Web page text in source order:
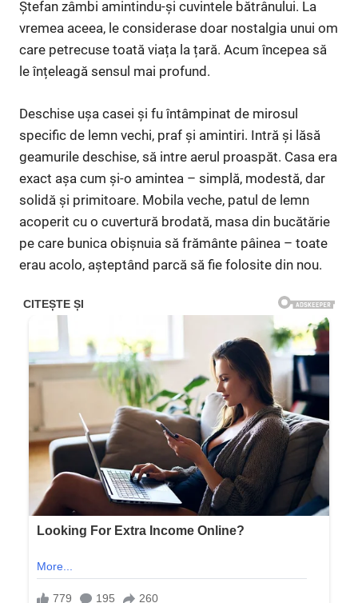
Ștefan zâmbi amintindu-și cuvintele bătrânului. La
vremea aceea, le considerase doar nostalgia unui om
care petrecuse toată viața la țară. Acum începea să
le înțeleagă sensul mai profund.
Deschise ușa casei și fu întâmpinat de mirosul
specific de lemn vechi, praf și amintiri. Intră și lăsă
geamurile deschise, să intre aerul proaspăt. Casa era
exact așa cum și-o amintea – simplă, modestă, dar
solidă și primitoare. Mobila veche, patul de lemn
acoperit cu o cuvertură brodată, masa din bucătărie
pe care bunica obișnuia să frământe pâinea – toate
erau acolo, așteptând parcă să fie folosite din nou.